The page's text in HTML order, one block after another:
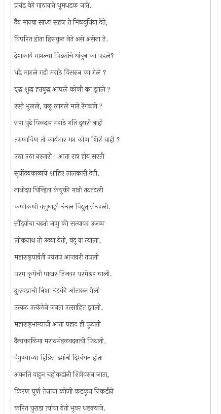
प्रचंड वेगे गाठायाते धूमधडक जाते.
दैव मानवा साध्य सहज ते मिळवुनिया देते,
विपरित होता हिसकुन नेते असे असेना ते.
देशकार्य मागल्या पिढ्यांचे थांबुन का पडले?
धडे मागले गडी मराठे विसरुन का गेले ?
वृद्ध शुद्ध हतबुद्ध आपले कोणी का झाले ?
रस्ते भुलले, चळू लागले मागे रेंगळले ?
सरा पुढे पिळदार मराठे गति दुसरी नाही
तरुणाविण तो कार्यभार मग कोण शिरी वाही ?
उठा उठा नरनारी ! आता रात्र होय सरती
सूर्योदयकाळाचे शाहिर ललकारी देती.
नाथोदय चिन्हिता कंचुकी गात्री तटतटली
कणोकणी वसुधाङ्गी चंचल विद्युत्‌ संचरली.
सौंदर्याचा चढतो जणु की सत्यावर उजळा
लोकनाथ तो उदया येतो, वंदू या त्याला.
महाराष्ट्रपार्वती उग्रतप आजवरी तपली
परम कृपेची पाखर तिजवर परमेश्वर घाली.
दुःस्वप्नाची निशा चेटकी ओसरून गेली
उत्कट उत्कंठेने जनता उत्साहित झाली.
महाराष्ट्रभाग्याची आता पहाट ही फुटली
दैन्यकाळिमा मराठमंडळवदनाची फिटली.
वैगुण्याच्या हिडिस ढगांनी दिग्बंधन होता
अवनति वाहुन चहोकडोनी शिगेवरुन जाता,
किरण पूर्ण तेजाचा कोणी कडकुन निकडीने
करित चुराडा त्यांचा येतो भूवर धडक्याने.